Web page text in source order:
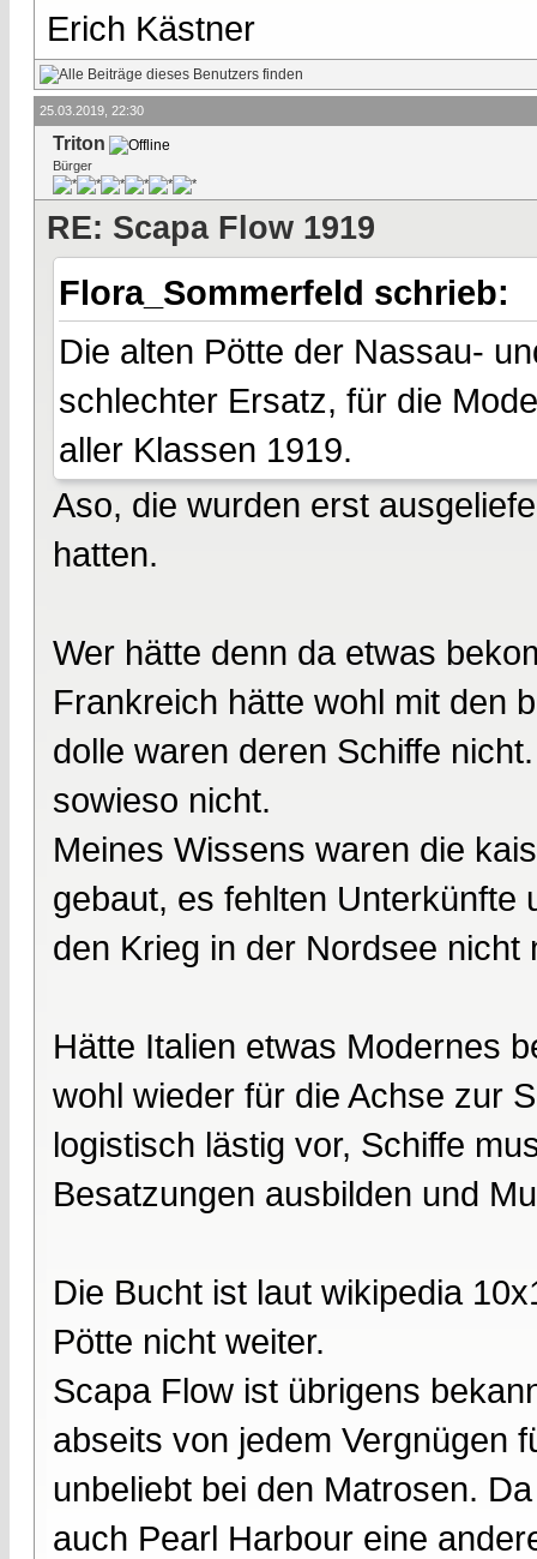
Erich Kästner
25.03.2019, 22:30
Triton
Bürger
RE: Scapa Flow 1919
Flora_Sommerfeld schrieb:
Die alten Pötte der Nassau-
schlechter Ersatz, für die
aller Klassen 1919.
Aso, die wurden erst
hatten.
Wer hätte denn da etwas
Frankreich hätte wohl mit den
dolle waren deren Schiffe
sowieso nicht.
Meines Wissens waren die
gebaut, es fehlten Unterkünfte
den Krieg in der Nordsee nicht
Hätte Italien etwas Modernes
wohl wieder für die Achse zur
logistisch lästig vor, Schiffe
Besatzungen ausbilden und
Die Bucht ist laut wikipedia
Pötte nicht weiter.
Scapa Flow ist übrigens
abseits von jedem Vergnügen
unbeliebt bei den Matrosen.
auch Pearl Harbour eine